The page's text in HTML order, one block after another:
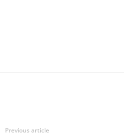
Previous article